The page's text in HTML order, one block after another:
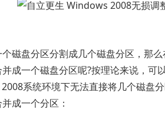
盘分区分割成几个磁盘分区，那
成一个磁盘分区呢?按理论来说，可
系统环境下无法直接将几个磁盘
成一个分区：